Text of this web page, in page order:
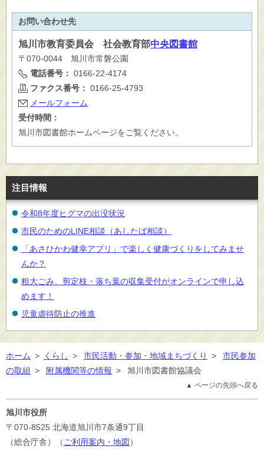
お問い合わせ先
旭川市教育委員会 社会教育部中央図書館
〒070-0044 旭川市常磐公園
電話番号： 0166-22-4174
ファクス番号： 0166-25-4793
メールフォーム
受付時間：
旭川市図書館ホームページをご覧ください。
注目情報
令和8年度ヒグマの出没状況
市民のためのLINE相談（あしたば相談）
「あさひかわ健幸アプリ」で楽しく健康づくりをしてみませ
んか？
粗大ごみ、剪定枝・落ち葉の収集受付がオンラインで申し込
めます！
児童虐待防止の推進
ホーム > くらし > 市民活動・参加・地域まちづくり >
市民参加
の取組 > 附属機関等の情報 > 旭川市図書館協議会
▲ ページの先頭へ戻る
旭川市役所
〒070-8525 北海道旭川市7条通9丁目
（総合庁舎）（ ご利用案内・地図 ）